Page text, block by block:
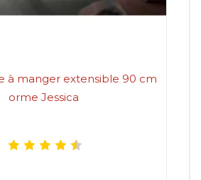
à manger extensible 90 cm
orme Jessica